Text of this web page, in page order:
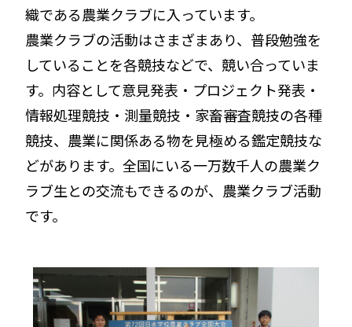
織である農業クラブに入っています。
農業クラブの活動はさまざまあり、普段勉強を
していることを各競技などで、競い合っていま
す。内容として意見発表・プロジェクト発表・
情報処理競技・測量競技・家畜審査競技の各種
競技、農業に関係ある物を見極める鑑定競技な
どがあります。全国にいる一万数千人の農業ク
ラブ生との交流もできるのが、農業クラブ活動
です。